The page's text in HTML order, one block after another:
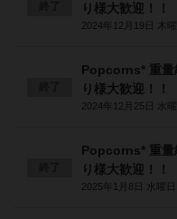
り様大歓迎！！
2024年12月19日 木曜
Popcorns* 重量
り様大歓迎！！
2024年12月25日 水曜
Popcorns* 重量
り様大歓迎！！
2025年1月8日 水曜日